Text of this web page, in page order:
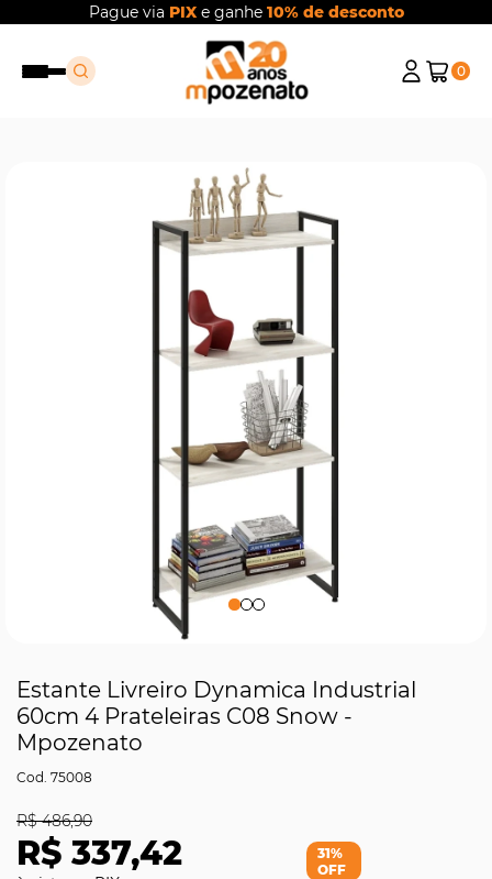
Pague via PIXe ganhe 10% de desconto
0
Estante Livreiro Dynamica Industrial
60cm 4 Prateleiras C08 Snow -
Mpozenato
75008
R$ 337,42
R$ 486,90
31%
OFF